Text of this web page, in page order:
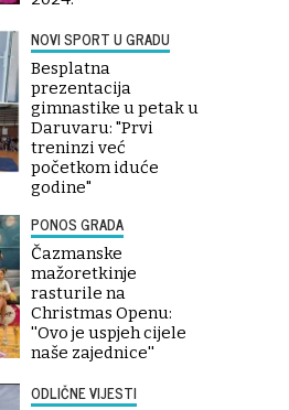
NOVI SPORT U GRADU
Besplatna
prezentacija
gimnastike u petak u
Daruvaru: "Prvi
treninzi već
početkom iduće
godine"
PONOS GRADA
Čazmanske
mažoretkinje
rasturile na
Christmas Openu:
''Ovo je uspjeh cijele
naše zajednice''
ODLIČNE VIJESTI